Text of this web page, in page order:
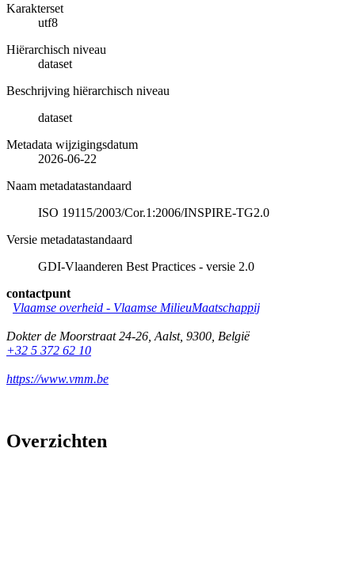
Karakterset
utf8
Hiërarchisch niveau
dataset
Beschrijving hiërarchisch niveau
dataset
Metadata wijzigingsdatum
2026-06-22
Naam metadatastandaard
ISO 19115/2003/Cor.1:2006/INSPIRE-TG2.0
Versie metadatastandaard
GDI-Vlaanderen Best Practices - versie 2.0
contactpunt
Vlaamse overheid - Vlaamse MilieuMaatschappij
Dokter de Moorstraat 24-26 Aalst, 9300 België
+32 5 372 62 10
https://www.vmm.be
Overzichten